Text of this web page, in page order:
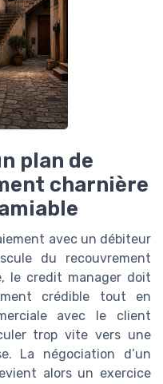
plan de
charnière
avec un débiteur
du recouvrement
le credit manager doit
crédible tout en
avec le client
trop vite vers une
La négociation d’un
alors un exercice